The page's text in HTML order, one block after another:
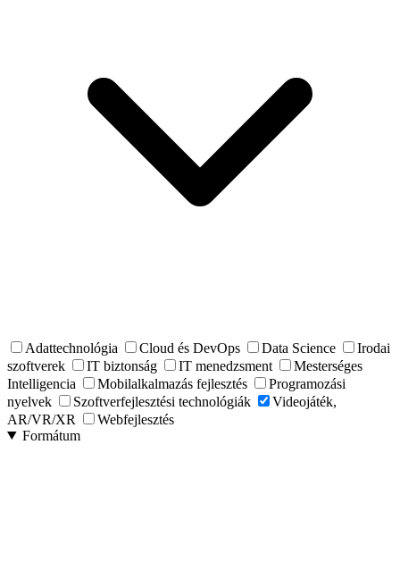
Adattechnológia Cloud és DevOps Data Science
Irodai
szoftverek
IT biztonság IT menedzsment
Mesterséges
Intelligencia
Mobilalkalmazás fejlesztés
Programozási
nyelvek
Szoftverfejlesztési technológiák
Videojáték,
AR/VR/XR
Webfejlesztés
Formátum